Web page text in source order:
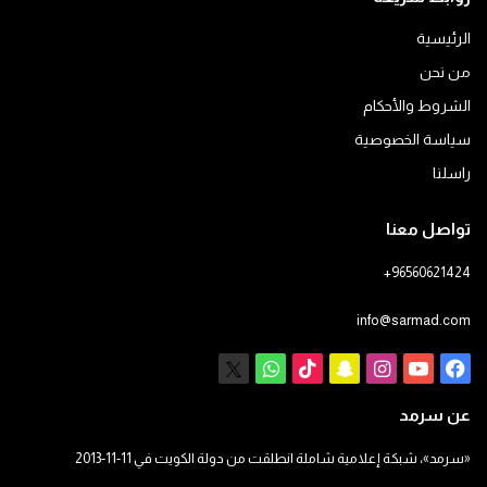
الرئيسية
من نحن
الشروط والأحكام
سياسة الخصوصية
راسلنا
تواصل معنا
+96560621424
info@sarmad.com
فيسبوكيوتيوبانستقرام
سناب ‫TikTokواتساب
عن سرمد
«سرمد»، شبكة إعلامية شاملة انطلقت من دولة الكويت في 11-11-2013